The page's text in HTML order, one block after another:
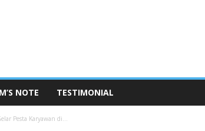
NOTE TESTIMONIAL
Pesta Karyawan di...